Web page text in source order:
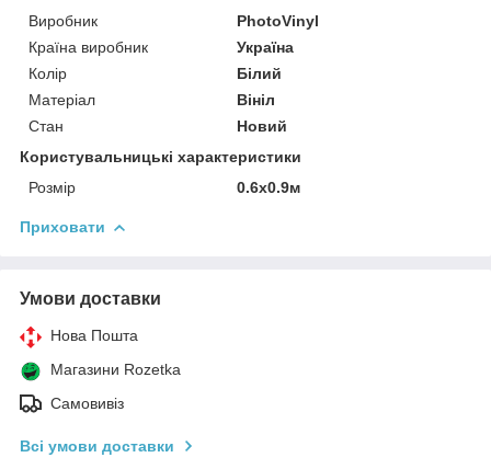
Виробник
PhotoVinyl
Країна виробник
Україна
Колір
Білий
Матеріал
Вініл
Стан
Новий
Користувальницькі характеристики
Розмір
0.6x0.9м
Приховати
Умови доставки
Нова Пошта
Магазини Rozetka
Самовивіз
Всі умови доставки